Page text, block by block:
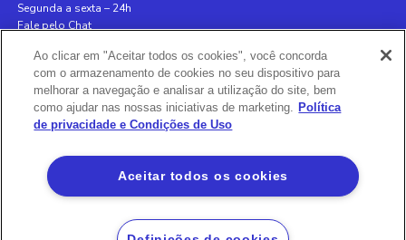
Segunda a sexta – 24h
Fale pelo Chat
Internacional +55 31 3078 8152
Deficiente auditivo 0800 970 6993
Ouvidoria 0800 726 8889
Banco BS2
Via Olímpia, São Paulo, SP 04547-130, Brasil, 3003-5202
Ao clicar em "Aceitar todos os cookies", você concorda
com o armazenamento de cookies no seu dispositivo para
melhorar a navegação e analisar a utilização do site, bem
como ajudar nas nossas iniciativas de marketing. Política
de privacidade e Condições de Uso
Aceitar todos os cookies